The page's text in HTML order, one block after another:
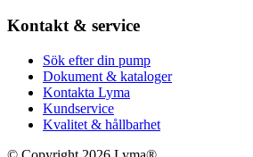
Kontakt & service
Sök efter din pump
Dokument & kataloger
Kontakta Lyma
Kundservice
Kvalitet & hållbarhet